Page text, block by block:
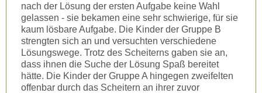
nach der Lösung der ersten Aufgabe keine Wahl
gelassen - sie bekamen eine sehr schwierige, für sie
kaum lösbare Aufgabe. Die Kinder der Gruppe B
strengten sich an und versuchten verschiedene
Lösungswege. Trotz des Scheiterns gaben sie an,
dass ihnen die Suche der Lösung Spaß bereitet
hätte. Die Kinder der Gruppe A hingegen zweifelten
offenbar durch das Scheitern an ihrer zuvor